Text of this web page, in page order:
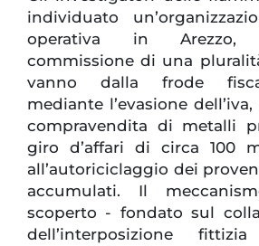
individuato
operativa in
commissione di una
vanno dalla frode
mediante l’evasione
compravendita di metalli
giro d’affari di circa 100
all’autoriciclaggio dei
accumulati. Il
scoperto - fondato sul
dell’interposizione